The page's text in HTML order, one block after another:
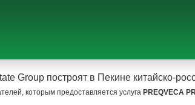
Group построят в Пекине китайско-
которым предоставляется услуга PREQVECA